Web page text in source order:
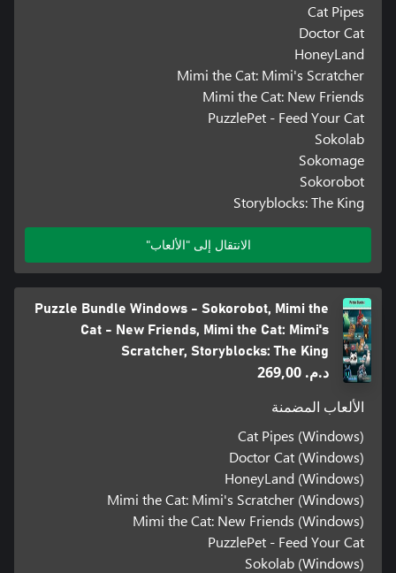
Cat Pipes
Doctor Cat
HoneyLand
Mimi the Cat: Mimi's Scratcher
Mimi the Cat: New Friends
PuzzlePet - Feed Your Cat
Sokolab
Sokomage
Sokorobot
Storyblocks: The King
الانتقال إلى "الألعاب"
Puzzle Bundle Windows - Sokorobot, Mimi the
Cat - New Friends, Mimi the Cat: Mimi's
Scratcher, Storyblocks: The King
د.م.‏ 269,00
الألعاب المضمنة
Cat Pipes (Windows)
Doctor Cat (Windows)
HoneyLand (Windows)
Mimi the Cat: Mimi's Scratcher (Windows)
Mimi the Cat: New Friends (Windows)
PuzzlePet - Feed Your Cat
Sokolab (Windows)